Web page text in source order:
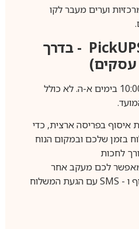
וערים מעבר לקו
- בדרך
בביצוע הזמנה עד השעה 10:00 בימים א-ה. לא כולל
איסוף בפריסה ארצית, כדי
בזמן שלכם ובמקום הנוח
לחכות
לכם מעקב אחר
ו - SMSעם הגעת המשלוח